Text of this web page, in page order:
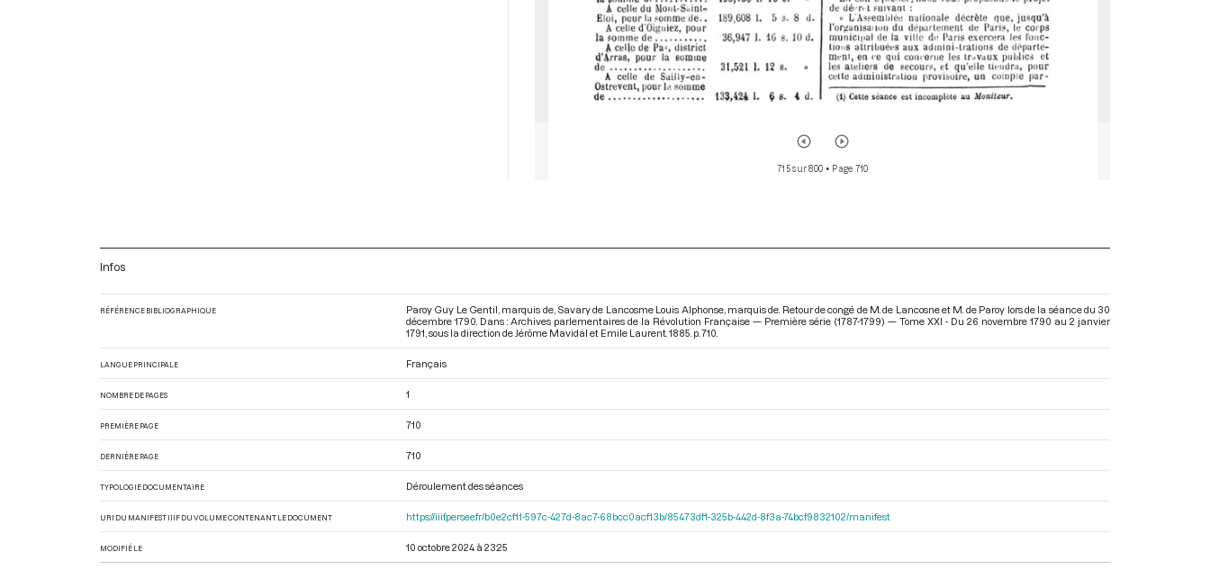
715 sur 800 • Page 710
Infos
RÉFÉRENCE BIBLIOGRAPHIQUE
Paroy Guy Le Gentil, marquis de, Savary de Lancosme Louis Alphonse, marquis de. Retour de congé de M. de Lancosne et M. de Paroy lors de la séance du 30
décembre 1790. Dans : Archives parlementaires de la Révolution Française — Première série (1787-1799) — Tome XXI - Du 26 novembre 1790 au 2 janvier
1791 , sous la direction de Jérôme Mavidal et Emile Laurent. 1885. p. 710.
LANGUE PRINCIPALE Français
NOMBRE DE PAGES 1
PREMIÈRE PAGE 710
DERNIÈRE PAGE 710
TYPOLOGIE DOCUMENTAIRE Déroulement des séances
URI DU MANIFEST IIIF DU VOLUME CONTENANT LE DOCUMENT https://iiif.persee.fr/b0e2cf11-597c-427d-8ac7-68bcc0acf13b/85473df1-325b-442d-8f3a-74bcf9832102/manifest
MODIFIÉ LE 10 octobre 2024 à 23:25